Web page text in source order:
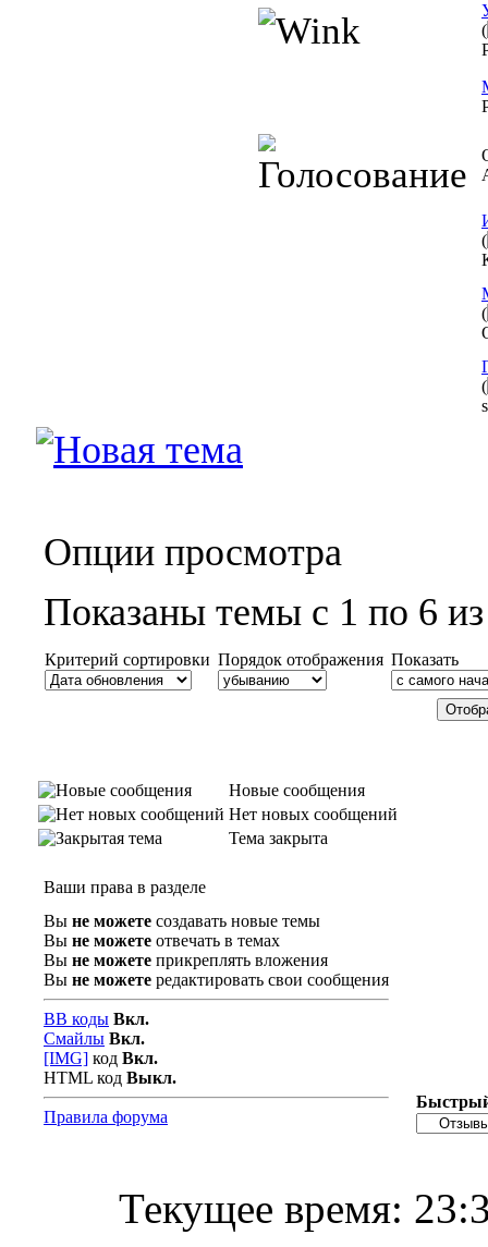
(
(
(
(
Опции просмотра
Показаны темы с 1 по 6
Критерий сортировки Порядок отображения Показать
Новые сообщения
Нет новых сообщений
Тема закрыта
Ваши права в разделе
Вы не можете создавать новые темы
Вы не можете отвечать в темах
Вы не можете прикреплять вложения
Вы не можете редактировать свои сообщения
BB коды Вкл.
Смайлы Вкл.
[IMG] код Вкл.
HTML код Выкл.
Правила форума
Текущее время: